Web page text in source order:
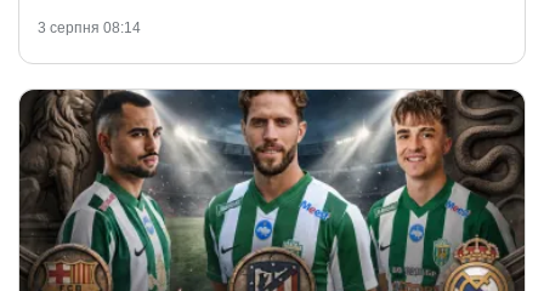
3 серпня 08:14